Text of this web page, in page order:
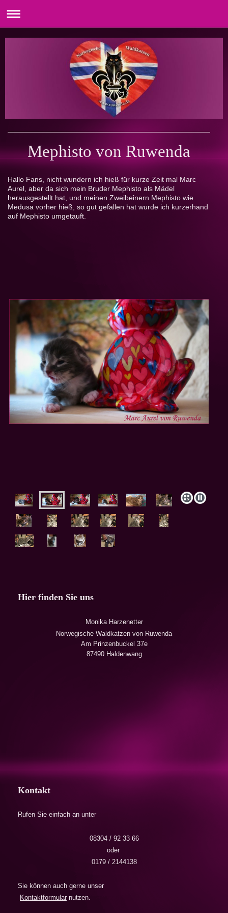
Mephisto von Ruwenda
Hallo Fans, nicht wundern ich hieß für kurze Zeit mal Marc
Aurel, aber da sich mein Bruder Mephisto als Mädel
herausgestellt hat, und meinen Zweibeinern Mephisto wie
Medusa vorher hieß, so gut gefallen hat wurde ich kurzerhand
auf Mephisto umgetauft.
Hier finden Sie uns
Monika Harzenetter
Norwegische Waldkatzen von Ruwenda
Am Prinzenbuckel 37e
87490 Haldenwang
Kontakt
Rufen Sie einfach an unter
08304 / 92 33 66
oder
0179 / 2144138
Sie können auch gerne unser
Kontaktformular nutzen.